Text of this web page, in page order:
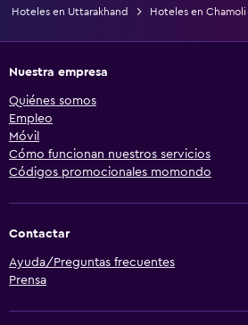
Hoteles en Uttarakhand
Hoteles en Chamoli
Nuestra empresa
Quiénes somos
Empleo
Móvil
Cómo funcionan nuestros servicios
Códigos promocionales momondo
Contactar
Ayuda/Preguntas frecuentes
Prensa